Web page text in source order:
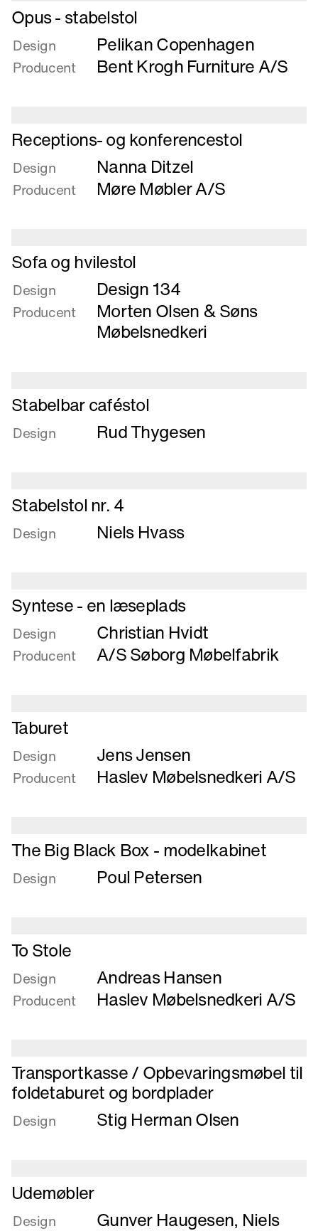
Læs
mere
om
Opus
-
Opus - stabelstol
Design Pelikan Copenhagen
Producent Bent Krogh Furniture A/S
Læs
mere
om
Receptions-
og
Receptions- og konferencestol
Design Nanna Ditzel
Producent Møre Møbler A/S
Læs
mere
om
Sofa
og
Sofa og hvilestol
Design Design 134
Producent
Morten Olsen & Søns
Møbelsnedkeri
Læs
mere
om
Stabelbar caféstol
Design Rud Thygesen
Læs
mere
om
Stabelstol nr. 4
Design Niels Hvass
Læs
mere
om
Syntese
-
Syntese - en læseplads
Design Christian Hvidt
Producent A/S Søborg Møbelfabrik
Læs
mere
om
Taburet
Taburet
Design Jens Jensen
Producent Haslev Møbelsnedkeri A/S
Læs
mere
om
Box
modelkabinet
The Big Black Box - modelkabinet
Design Poul Petersen
Læs
mere
om
To
Stole
To Stole
Design Andreas Hansen
Producent Haslev Møbelsnedkeri A/S
Læs
mere
om
Transportkasse
foldetaburet
og
bordplader
Transportkasse / Opbevaringsmøbel til
foldetaburet og bordplader
Design Stig Herman Olsen
Læs
mere
om
Udemøbler
Design Gunver Haugesen, Niels